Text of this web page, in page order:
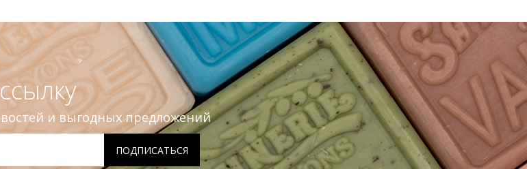
и выгодных предложений